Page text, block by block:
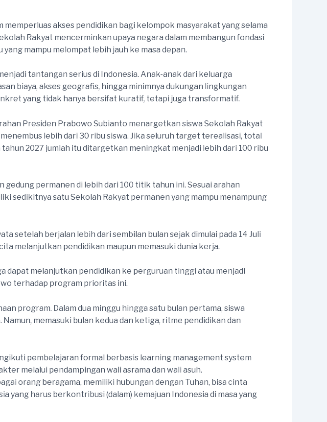
akses pendidikan bagi kelompok masyarakat yang selama
Rakyat mencerminkan upaya negara dalam membangun fondasi
mampu melompat lebih jauh ke masa depan.
tantangan serius di Indonesia. Anak-anak dari keluarga
biaya, akses geografis, hingga minimnya dukungan lingkungan
yang tidak hanya bersifat kuratif, tetapi juga transformatif.
Presiden Prabowo Subianto menargetkan siswa Sekolah Rakyat
lebih dari 30 ribu siswa. Jika seluruh target terealisasi, total
2027 jumlah itu ditargetkan meningkat menjadi lebih dari 100 ribu
permanen di lebih dari 100 titik tahun ini. Sesuai arahan
sedikitnya satu Sekolah Rakyat permanen yang mampu menampung
setelah berjalan lebih dari sembilan bulan sejak dimulai pada 14 Juli
melanjutkan pendidikan maupun memasuki dunia kerja.
dapat melanjutkan pendidikan ke perguruan tinggi atau menjadi
terhadap program prioritas ini.
program. Dalam dua minggu hingga satu bulan pertama, siswa
memasuki bulan kedua dan ketiga, ritme pendidikan dan
pembelajaran formal berbasis learning management system
melalui pendampingan wali asrama dan wali asuh.
orang beragama, memiliki hubungan dengan Tuhan, bisa cinta
yang harus berkontribusi (dalam) kemajuan Indonesia di masa yang